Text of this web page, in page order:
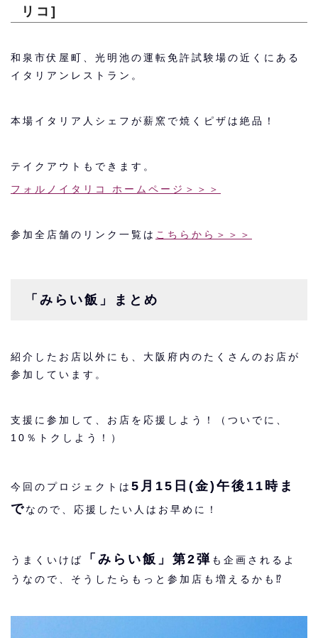
リコ]
和泉市伏屋町、光明池の運転免許試験場の近くにある
イタリアンレストラン。
本場イタリア人シェフが薪窯で焼くピザは絶品！
テイクアウトもできます。
フォルノイタリコ ホームページ＞＞＞
参加全店舗のリンク一覧は こちらから＞＞＞
「みらい飯」まとめ
紹介したお店以外にも、大阪府内のたくさんのお店が
参加しています。
支援に参加して、お店を応援しよう！（ついでに、
10％トクしよう！）
今回のプロジェクトは 5月15日(金)午後11時ま
でなので、応援したい人はお早めに！
うまくいけば 「みらい飯」第2弾 も企画されるよ
うなので、そうしたらもっと参加店も増えるかも⁉︎